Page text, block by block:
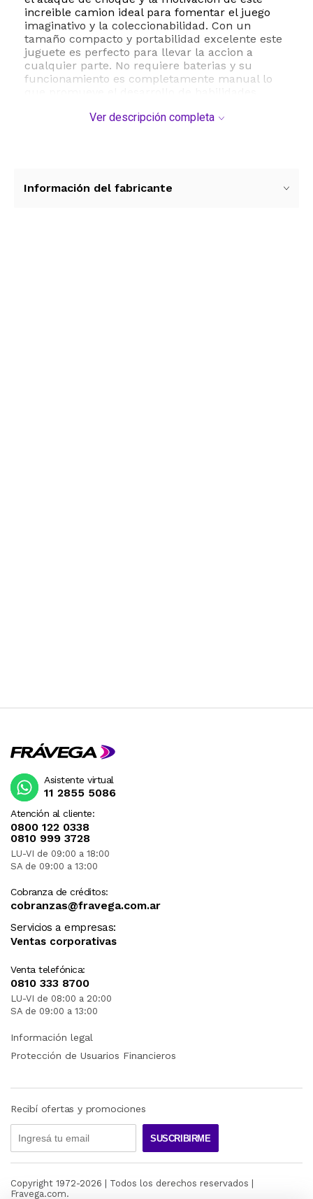
increible camion ideal para fomentar el juego
imaginativo y la coleccionabilidad. Con un
tamaño compacto y portabilidad excelente este
juguete es perfecto para llevar la accion a
cualquier parte. No requiere baterias y su
funcionamiento es completamente manual lo
coleccionistas de todas las edades.
INTERNACIONALES.
Ver descripción completa
Información del fabricante
Atención al cliente:
0800 122 0338
0810 999 3728
LU-VI de 09:00 a 18:00
SA de 09:00 a 13:00
Cobranza de créditos:
cobranzas@fravega.com.ar
Servicios a empresas:
Ventas corporativas
Venta telefónica:
0810 333 8700
LU-VI de 08:00 a 20:00
SA de 09:00 a 13:00
Asistente virtual
11 2855 5086
Información legal
Protección de Usuarios Financieros
Recibí ofertas y promociones
SUSCRIBIRME
Copyright 1972-2026 | Todos los derechos reservados |
Fravega.com.